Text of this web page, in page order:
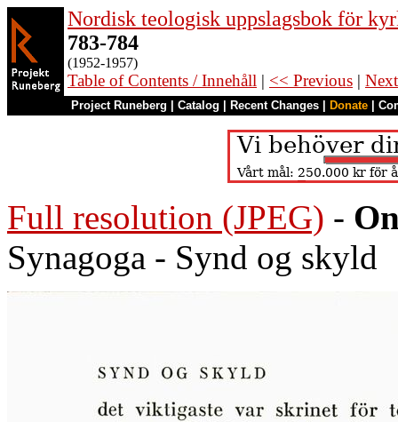
Nordisk teologisk uppslagsbok för
783-784
(1952-1957)
Table of Contents / Innehåll | << Previous |
Project Runeberg Catalog Recent Changes Donate
Full resolution (JPEG) -
Synagoga - Synd og skyld